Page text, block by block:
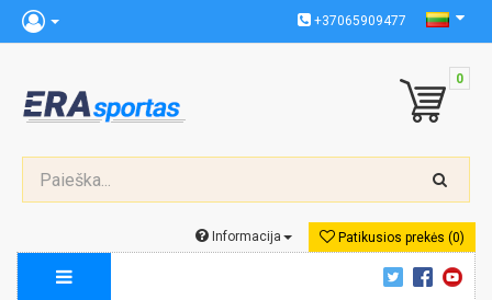
+37065909477
0
Patikusios prekės (0)
Informacija